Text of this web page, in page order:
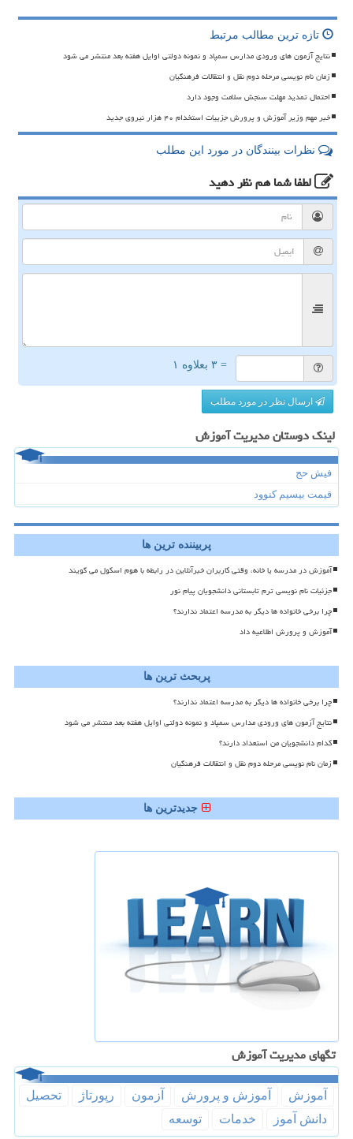
تازه ترین مطالب مرتبط
نتایج آزمون های ورودی مدارس سمپاد و نمونه دولتی اوایل هفته بعد منتشر می شود
زمان نام نویسی مرحله دوم نقل و انتقالات فرهنگیان
احتمال تمدید مهلت سنجش سلامت وجود دارد
خبر مهم وزیر آموزش و پرورش جزییات استخدام ۴۰ هزار نیروی جدید
نظرات بینندگان در مورد این مطلب
لطفا شما همنظر دهید
= ۳ بعلاوه ۱
ارسال نظر در مورد مطلب
لینک دوستان مدیریت آموزش
فیش حج
قیمت بیسیم کنوود
پربیننده ترین ها
آموزش در مدرسه یا خانه، وقتی کاربران خبرآنلاین در رابطه با هوم اسکول می گویند
جزئیات نام نویسی ترم تابستانی دانشجویان پیام نور
چرا برخی خانواده ها دیگر به مدرسه اعتماد ندارند؟
آموزش و پرورش اطلاعیه داد
پربحث ترین ها
چرا برخی خانواده ها دیگر به مدرسه اعتماد ندارند؟
نتایج آزمون های ورودی مدارس سمپاد و نمونه دولتی اوایل هفته بعد منتشر می شود
کدام دانشجویان من استعداد دارند؟
زمان نام نویسی مرحله دوم نقل و انتقالات فرهنگیان
جدیدترین ها
تگهای مدیریت آموزش
آموزش آموزش و پرورش آزمون رپورتاژ
تحصیل
دانش آموز
خدمات توسعه